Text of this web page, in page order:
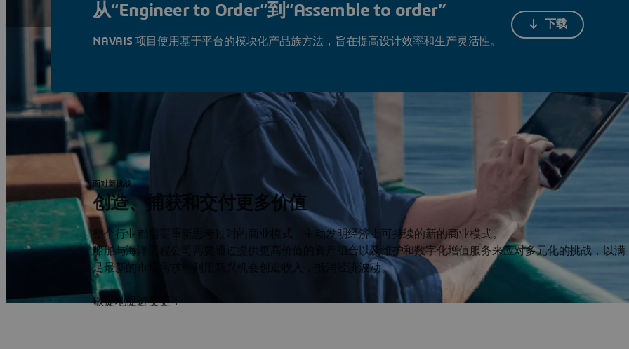
请参见解决方案
从“Engineer to Order”到“Assemble to order”
NAVAIS 项目使用基于平台的模块化产品族方法，旨在提高设计效率和生产灵活性。
下载
创造、捕获和交付更多价值
面对新挑战
整个行业都需要重新思考过时的商业模式，主动发明经济上可持续的新的商业模式。
船舶与海洋工程公司需要通过提供更高价值的资产组合以及维护和数字化增值服务来应对多元化的挑战，以满
足最新的市场需求，利用新兴机会创造收入，抵消经济波动。
敏捷地促进变更：